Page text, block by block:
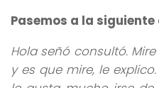
Pasemos a la
Hola señó consultó.
y es que mire, le